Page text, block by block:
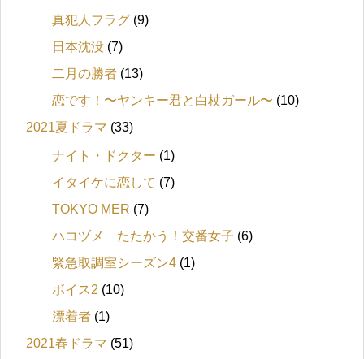
真犯人フラグ (9)
日本沈没 (7)
二月の勝者 (13)
恋です！〜ヤンキー君と白杖ガール〜 (10)
2021夏ドラマ (33)
ナイト・ドクター (1)
イタイケに恋して (7)
TOKYO MER (7)
ハコヅメ たたかう！交番女子 (6)
緊急取調室シーズン4 (1)
ボイス2 (10)
漂着者 (1)
2021春ドラマ (51)